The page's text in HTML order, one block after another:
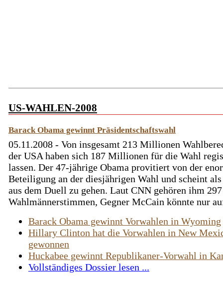
US-WAHLEN-2008
Barack Obama gewinnt Präsidentschaftswahl
05.11.2008 - Von insgesamt 213 Millionen
der USA haben sich 187 Millionen für die Wahl
lassen. Der 47-jährige Obama provitiert von der
Beteiligung an der diesjährigen Wahl und scheint
aus dem Duell zu gehen. Laut CNN gehören ihm 297
Wahlmännerstimmen, Gegner McCain könnte nur
Barack Obama gewinnt Vorwahlen in Wyoming
Hillary Clinton hat die Vorwahlen in New
gewonnen
Huckabee gewinnt Republikaner-Vorwahl in
Vollständiges Dossier lesen ...